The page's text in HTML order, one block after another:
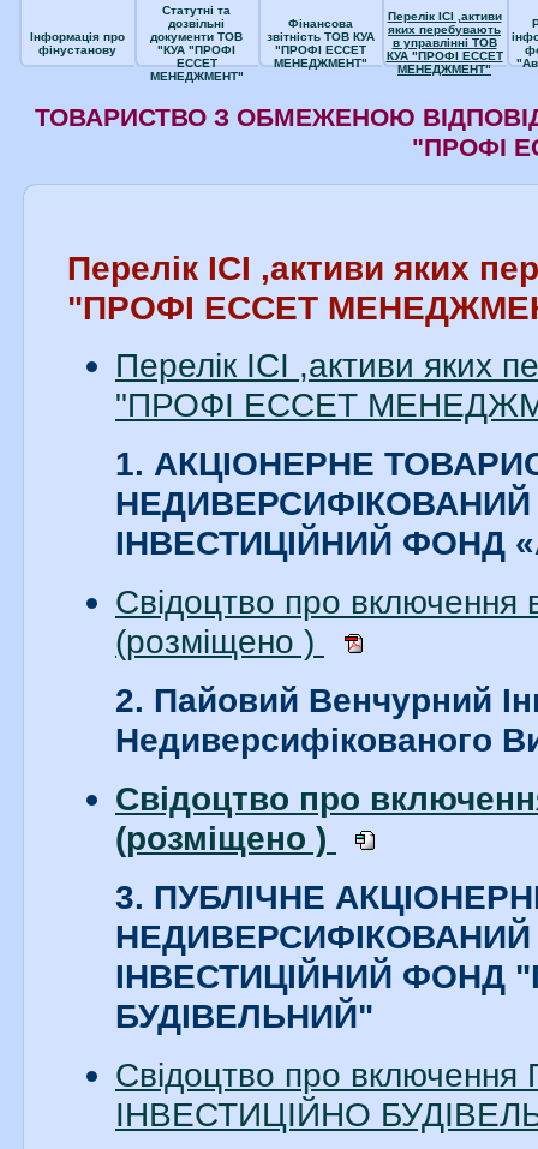
Інформація про
фінустанову
Статутні та
дозвільні
документи ТОВ
"КУА "ПРОФІ
ЕССЕТ
МЕНЕДЖМЕНТ"
Фінансова
звітність ТОВ КУА
"ПРОФІ ЕССЕТ
МЕНЕДЖМЕНТ"
Перелік ІСІ ,активи
яких перебувають
в управлінні ТОВ
КУА "ПРОФІ ЕССЕТ
МЕНЕДЖМЕНТ"
ТОВАРИСТВО З ОБМЕЖЕНОЮ
"ПРОФІ
Перелік ІСІ ,активи яких
"ПРОФІ ЕССЕТ
Перелік ІСІ ,активи яких
"ПРОФІ ЕССЕТ
1. АКЦІОНЕРНЕ
ІНВЕСТИЦІЙНИЙ ФОНД
Свідоцтво про
(розміщено )
2. Пайовий Венчурний
Недиверсифікованого
Свідоцтво про
(розміщено )
3. ПУБЛІЧНЕ
ІНВЕСТИЦІЙНИЙ ФОНД
БУДІВЕЛЬНИЙ"
Свідоцтво про
ІНВЕСТИЦІЙНО